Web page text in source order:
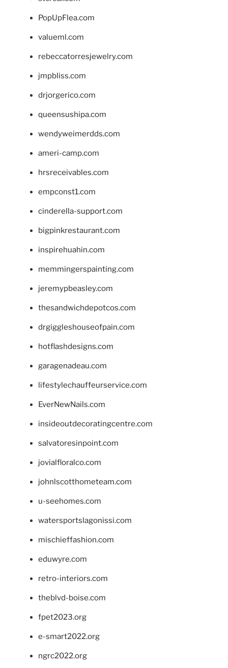
PopUpFlea.com
valueml.com
rebeccatorresjewelry.com
jmpbliss.com
drjorgerico.com
queensushipa.com
wendyweimerdds.com
ameri-camp.com
hrsreceivables.com
empconst1.com
cinderella-support.com
bigpinkrestaurant.com
inspirehuahin.com
memmingerspainting.com
jeremypbeasley.com
thesandwichdepotcos.com
drgiggleshouseofpain.com
hotflashdesigns.com
garagenadeau.com
lifestylechauffeurservice.com
EverNewNails.com
insideoutdecoratingcentre.com
salvatoresinpoint.com
jovialfloralco.com
johnlscotthometeam.com
u-seehomes.com
watersportslagonissi.com
mischieffashion.com
eduwyre.com
retro-interiors.com
theblvd-boise.com
fpet2023.org
e-smart2022.org
ngrc2022.org